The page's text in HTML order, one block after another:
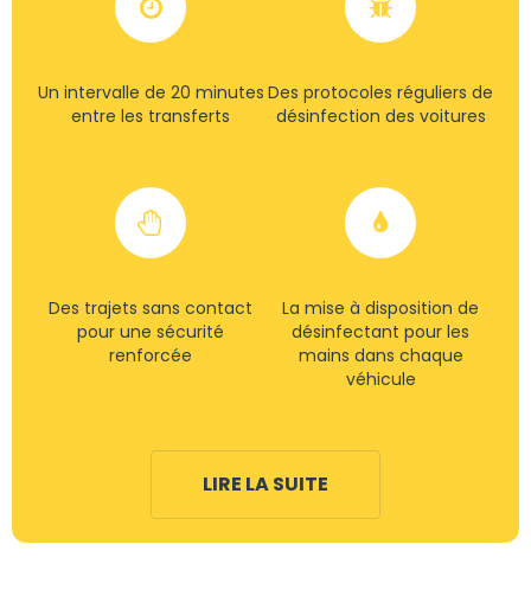
Un intervalle de 20 minutes
entre les transferts
Des protocoles réguliers de
désinfection des voitures
Des trajets sans contact
pour une sécurité
renforcée
La mise à disposition de
désinfectant pour les
mains dans chaque
véhicule
LIRE LA SUITE